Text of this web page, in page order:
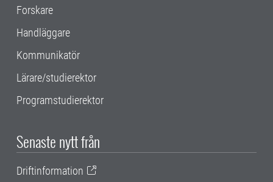
Forskare
Handläggare
Kommunikatör
Lärare/studierektor
Programstudierektor
Senaste nytt från
Driftinformation